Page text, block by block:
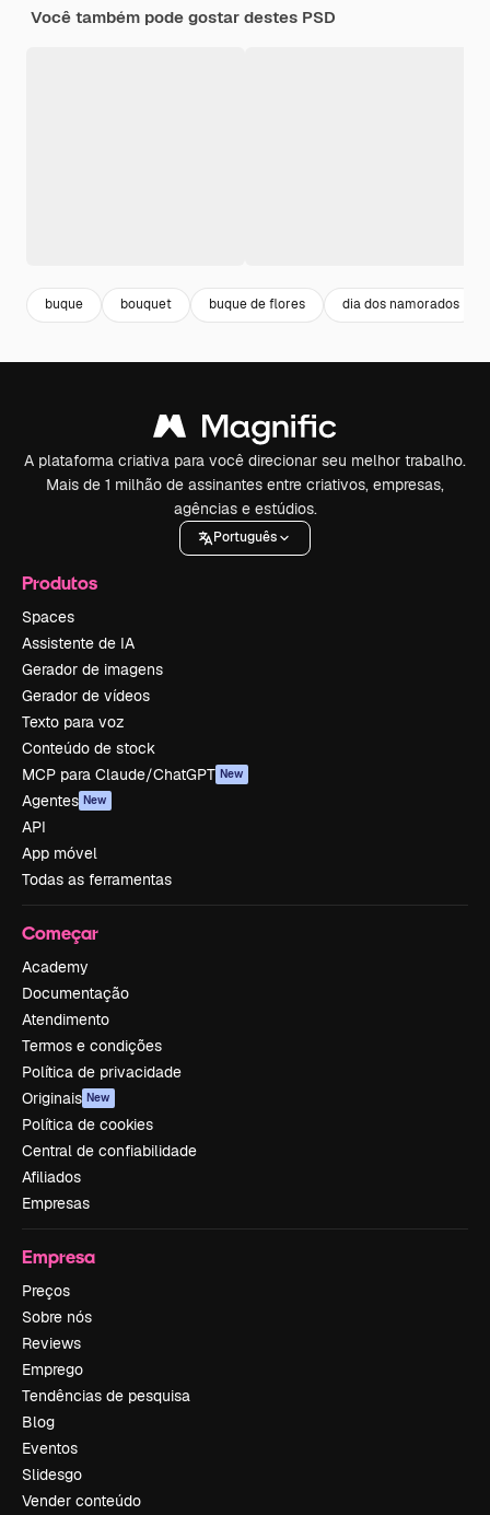
Você também pode gostar destes PSD
buque bouquet buque de flores dia dos namorados
A plataforma criativa para você direcionar seu melhor trabalho.
Mais de 1 milhão de assinantes entre criativos, empresas,
agências e estúdios.
Português
Produtos
Spaces
Assistente de IA
Gerador de imagens
Gerador de vídeos
Texto para voz
Conteúdo de stock
MCP para Claude/ChatGPT New
Agentes New
API
App móvel
Todas as ferramentas
Começar
Academy
Documentação
Atendimento
Termos e condições
Política de privacidade
Originais New
Política de cookies
Central de confiabilidade
Afiliados
Empresas
Empresa
Preços
Sobre nós
Reviews
Emprego
Tendências de pesquisa
Blog
Eventos
Slidesgo
Vender conteúdo